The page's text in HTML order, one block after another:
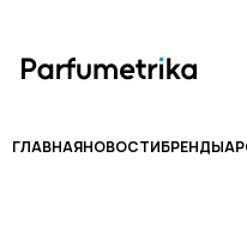
ГЛАВНАЯНОВОСТИБРЕНДЫ